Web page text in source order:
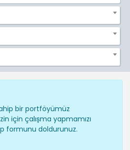
bir portföyümüz
için çalışma yapmamızı
formunu doldurunuz.